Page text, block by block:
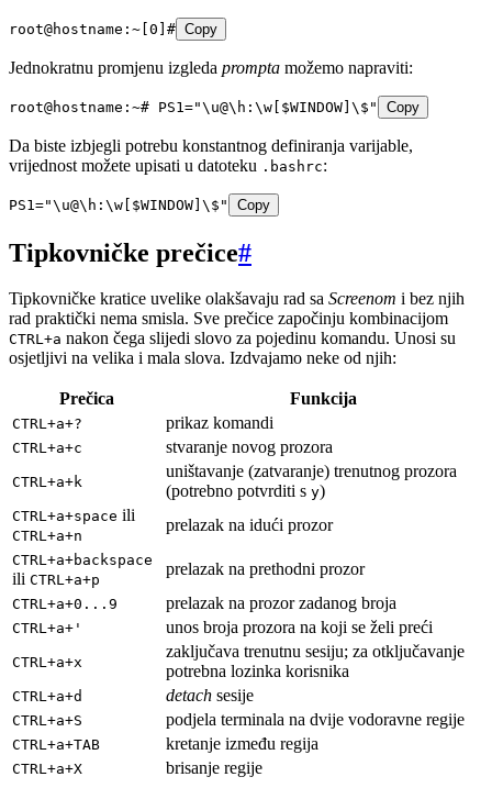
root@hostname:~[0]# Copy
Jednokratnu promjenu izgleda prompta možemo napraviti:
root@hostname:~# PS1="\u@\h:\w[ $WINDOW] \$ " Copy
Da biste izbjegli potrebu konstantnog definiranja varijable,
vrijednost možete upisati u datoteku .bashrc:
PS1 ="\u@\h:\w[ $WINDOW] \$ " Copy
Tipkovničke prečice#
Tipkovničke kratice uvelike olakšavaju rad sa Screenom i bez njih
rad praktički nema smisla. Sve prečice započinju kombinacijom
CTRL+a nakon čega slijedi slovo za pojedinu komandu. Unosi su
osjetljivi na velika i mala slova. Izdvajamo neke od njih:
Prečica Funkcija
CTRL+a+? prikaz komandi
CTRL+a+c stvaranje novog prozora
CTRL+a+k
uništavanje (zatvaranje) trenutnog prozora
(potrebno potvrditi s y)
CTRL+a+space ili
CTRL+a+n
prelazak na idući prozor
CTRL+a+backspace
ili CTRL+a+p
prelazak na prethodni prozor
CTRL+a+0...9 prelazak na prozor zadanog broja
CTRL+a+' unos broja prozora na koji se želi preći
CTRL+a+x
zaključava trenutnu sesiju; za otključavanje
potrebna lozinka korisnika
CTRL+a+d detach sesije
CTRL+a+S podjela terminala na dvije vodoravne regije
CTRL+a+TAB kretanje između regija
CTRL+a+X brisanje regije